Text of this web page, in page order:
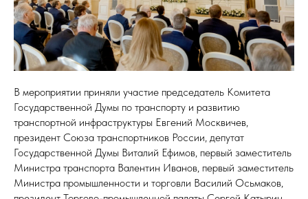
В мероприятии приняли участие председатель Комитета
Государственной Думы по транспорту и развитию
транспортной инфраструктуры Евгений Москвичев,
президент Союза транспортников России, депутат
Государственной Думы Виталий Ефимов, первый заместитель
Министра транспорта Валентин Иванов, первый заместитель
Министра промышленности и торговли Василий Осьмаков,